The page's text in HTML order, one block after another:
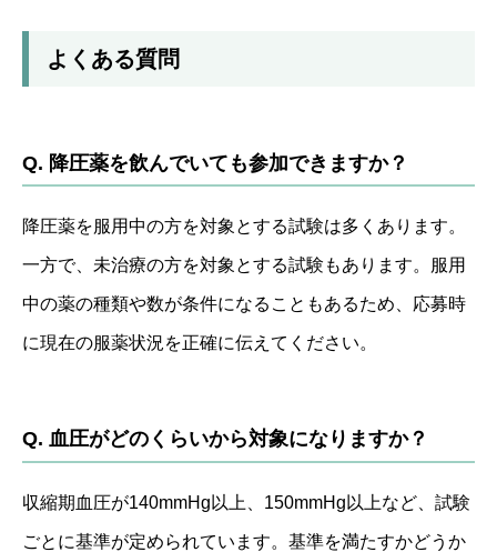
よくある質問
Q. 降圧薬を飲んでいても参加できますか？
降圧薬を服用中の方を対象とする試験は多くあります。
一方で、未治療の方を対象とする試験もあります。服用
中の薬の種類や数が条件になることもあるため、応募時
に現在の服薬状況を正確に伝えてください。
Q. 血圧がどのくらいから対象になりますか？
収縮期血圧が140mmHg以上、150mmHg以上など、試験
ごとに基準が定められています。基準を満たすかどうか